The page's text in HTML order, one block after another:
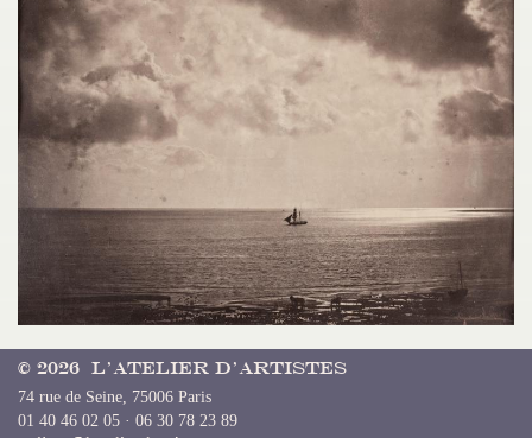
© 2026 L’Atelier d’Artistes
74 rue de Seine, 75006 Paris
01 40 46 02 05 · 06 30 78 23 89